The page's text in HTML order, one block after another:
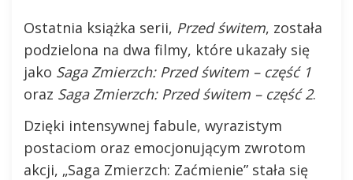
Ostatnia książka serii, Przed świtem, została
podzielona na dwa filmy, które ukazały się
jako Saga Zmierzch: Przed świtem – część 1
oraz Saga Zmierzch: Przed świtem – część 2.
Dzięki intensywnej fabule, wyrazistym
postaciom oraz emocjonującym zwrotom
akcji, „Saga Zmierzch: Zaćmienie” stała się